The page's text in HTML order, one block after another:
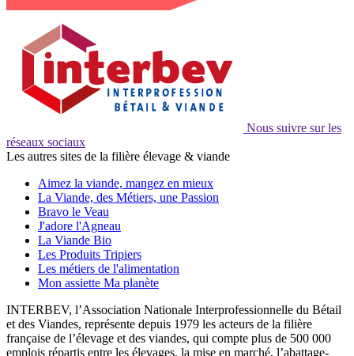
Nous suivre sur les
réseaux sociaux
Les autres sites de la filière élevage & viande
Aimez la viande, mangez en mieux
La Viande, des Métiers, une Passion
Bravo le Veau
J'adore l'Agneau
La Viande Bio
Les Produits Tripiers
Les métiers de l'alimentation
Mon assiette Ma planète
INTERBEV, l’Association Nationale Interprofessionnelle du Bétail
et des Viandes, représente depuis 1979 les acteurs de la filière
française de l’élevage et des viandes, qui compte plus de 500 000
emplois répartis entre les élevages, la mise en marché, l’abattage-